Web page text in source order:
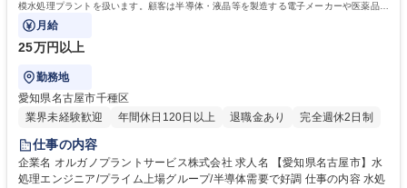
模水処理プラントを扱います。顧客は半導体・液晶等を製造する電子メーカーや医薬品メ
ーカー、食品メーカー等です。
月給
25万円以上
勤務地
愛知県名古屋市千種区
業界未経験歓迎
年間休日120日以上 退職金あり 完全週休2日制
仕事の内容
企業名 オルガノプラントサービス株式会社 求人名 【愛知県名古屋市】水
処理エンジニア/プライム上場グループ/半導体需要で好調 仕事の内容 水処